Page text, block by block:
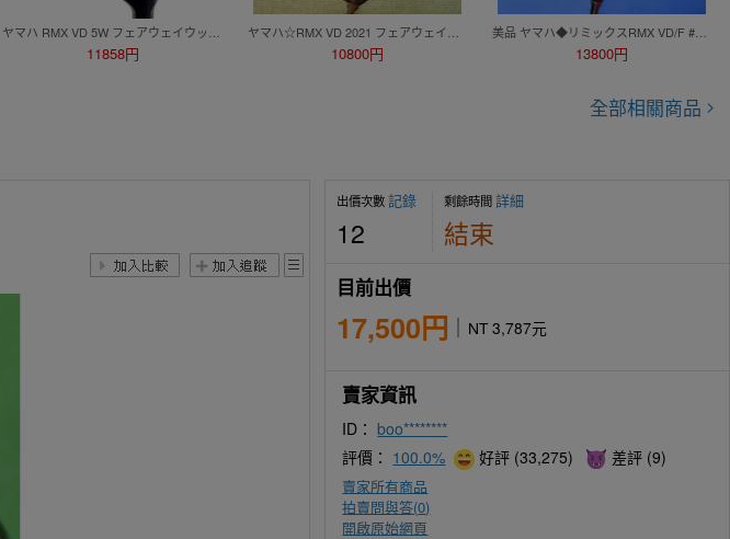
11858円 10800円
美品 ヤマハ◆リミックスRMX VD/F #5w(18度) TENSEI TB60 f(S) お買い得
13800円
全部相關商品
出價次數記錄
12
剩餘時間詳細
結束
目前出價
17,500円 NT 3,787元
賣家資訊
ID：boo********
評價： 100.0% 好評 (33,275) 差評 (9)
賣家所有商品
拍賣問與答(0)
開啟原始網頁